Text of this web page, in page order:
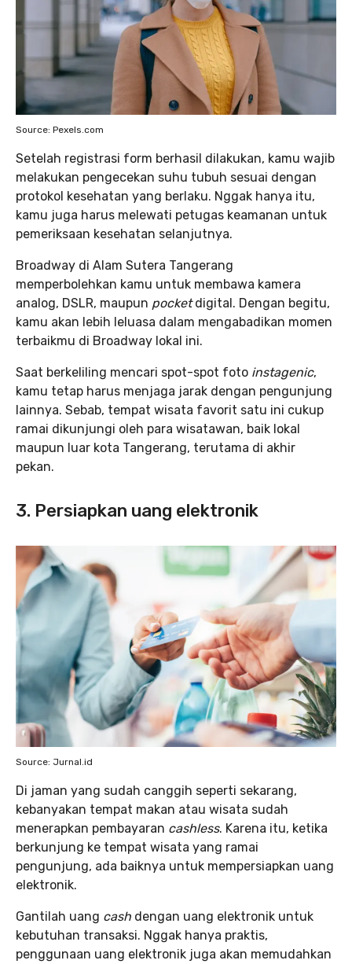
Source: Pexels.com
Setelah registrasi form berhasil dilakukan, kamu wajib
melakukan pengecekan suhu tubuh sesuai dengan
protokol kesehatan yang berlaku. Nggak hanya itu,
kamu juga harus melewati petugas keamanan untuk
pemeriksaan kesehatan selanjutnya.
Broadway di Alam Sutera Tangerang
memperbolehkan kamu untuk membawa kamera
analog, DSLR, maupun pocketdigital. Dengan begitu,
kamu akan lebih leluasa dalam mengabadikan momen
terbaikmu di Broadway lokal ini.
Saat berkeliling mencari spot-spot foto instagenic,
kamu tetap harus menjaga jarak dengan pengunjung
lainnya. Sebab, tempat wisata favorit satu ini cukup
ramai dikunjungi oleh para wisatawan, baik lokal
maupun luar kota Tangerang, terutama di akhir
pekan.
3. Persiapkan uang elektronik
Source: Jurnal.id
Di jaman yang sudah canggih seperti sekarang,
kebanyakan tempat makan atau wisata sudah
menerapkan pembayaran cashless. Karena itu, ketika
berkunjung ke tempat wisata yang ramai
pengunjung, ada baiknya untuk mempersiapkan uang
elektronik.
Gantilah uang cash dengan uang elektronik untuk
kebutuhan transaksi. Nggak hanya praktis,
penggunaan uang elektronik juga akan memudahkan